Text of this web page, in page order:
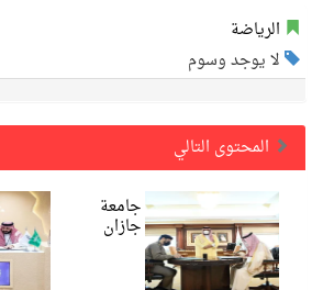
الرياضة
لا يوجد وسوم
المحتوى التالي
جامعة
جازان